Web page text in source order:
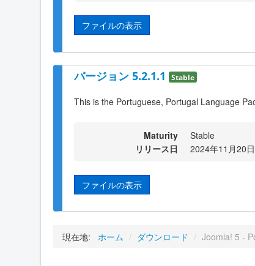
ファイルの表示
バージョン 5.2.1.1 Stable
This is the Portuguese, Portugal Language
Maturity
Stable
リリース日
2024年11月20
ファイルの表示
現在地: ホーム / ダウンロード / Joomla! 5 -